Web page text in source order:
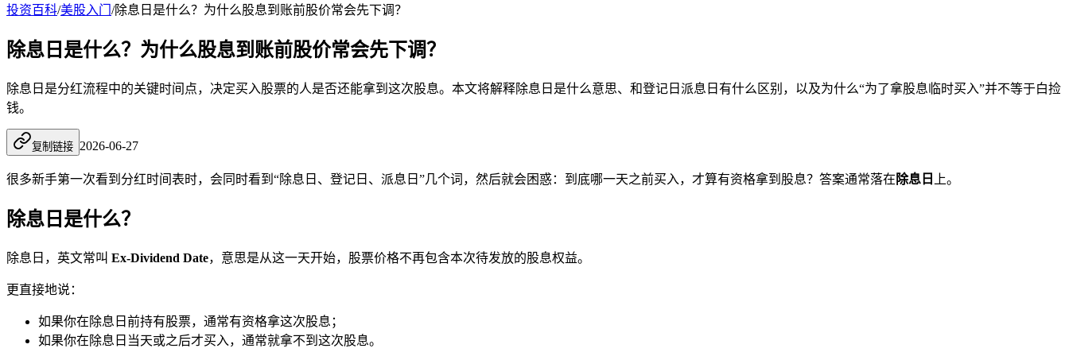
投资百科/美股入门 /除息日是什么？为什么股息到账前股价常会先下调？
除息日是什么？为什么股息到账前股价常会先下调？
除息日是分红流程中的关键时间点，决定买入股票的人是否还能拿到这次股息。本文将解释除息日是什么意思、和登记日派息日有什么区别，以及为什么“为了拿股息临时买入”并不等于白捡
钱。
复制链接 2026-06-27
很多新手第一次看到分红时间表时，会同时看到“除息日、登记日、派息日”几个词，然后就会困惑：到底哪一天之前买入，才算有资格拿到股息？答案通常落在 除息日 上。
除息日是什么？
除息日，英文常叫 Ex-Dividend Date，意思是从这一天开始，股票价格不再包含本次待发放的股息权益。
更直接地说：
如果你在除息日前持有股票，通常有资格拿这次股息；
如果你在除息日当天或之后才买入，通常就拿不到这次股息。